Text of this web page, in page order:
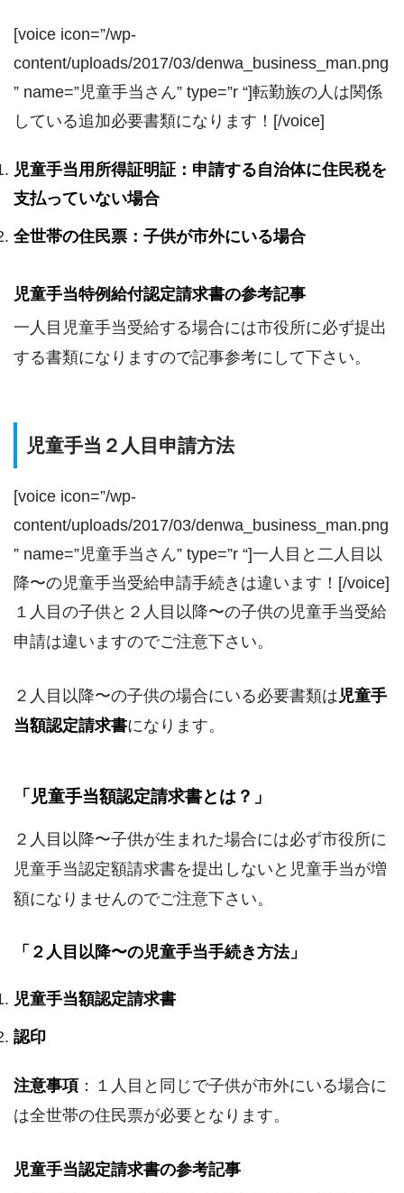
[voice icon=”/wp-
content/uploads/2017/03/denwa_business_man.png
” name=”児童手当さん” type=”r “]転勤族の人は関係
している追加必要書類になります！[/voice]
児童手当用所得証明証：申請する自治体に住民税を
支払っていない場合
全世帯の住民票：子供が市外にいる場合
児童手当特例給付認定請求書の参考記事
一人目児童手当受給する場合には市役所に必ず提出
する書類になりますので記事参考にして下さい。
児童手当２人目申請方法
[voice icon=”/wp-
content/uploads/2017/03/denwa_business_man.png
” name=”児童手当さん” type=”r “]一人目と二人目以
降〜の児童手当受給申請手続きは違います！[/voice]
１人目の子供と２人目以降〜の子供の児童手当受給
申請は違いますのでご注意下さい。
２人目以降〜の子供の場合にいる必要書類は 児童手
当額認定請求書になります。
「児童手当額認定請求書とは？」
２人目以降〜子供が生まれた場合には必ず市役所に
児童手当認定額請求書を提出しないと児童手当が増
額になりませんのでご注意下さい。
「２人目以降〜の児童手当手続き方法」
児童手当額認定請求書
認印
注意事項 ：１人目と同じで子供が市外にいる場合に
は全世帯の住民票が必要となります。
児童手当認定請求書の参考記事